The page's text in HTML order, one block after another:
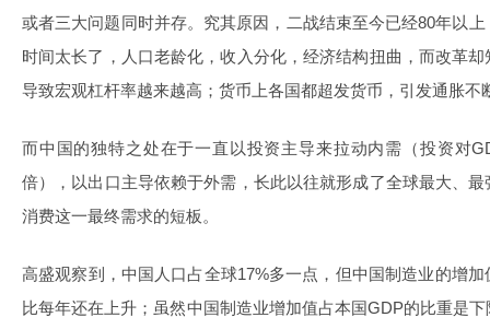
或者三大问题同时并存。究其原因，二战结束至今已经80年以
时间太长了，人口老龄化，收入分化，经济结构扭曲，而改革
导致宏观杠杆率越来越高；货币上各国都超发货币，引发通胀不
而中国的独特之处在于一直以投资主导来拉动内需（投资对
倍），以出口主导依赖于外需，长此以往就形成了全球最大、
消费这一最终需求的短板。
高盛观察到，中国人口占全球17%多一点，但中国制造业的增
比每年还在上升；虽然中国制造业增加值占本国GDP的比重是